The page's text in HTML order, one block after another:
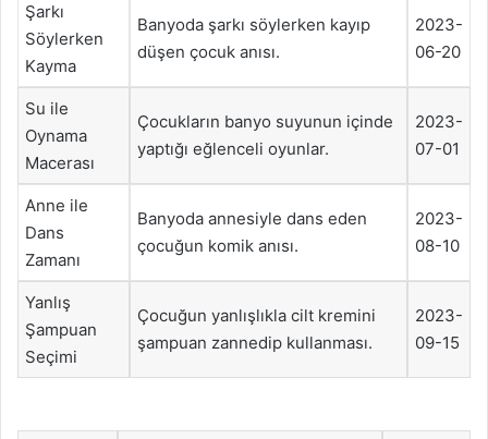
Şarkı
Söylerken
Kayma
Banyoda şarkı söylerken kayıp
düşen çocuk anısı.
2023-
06-20
Su ile
Oynama
Macerası
Çocukların banyo suyunun içinde
yaptığı eğlenceli oyunlar.
2023-
07-01
Anne ile
Dans
Zamanı
Banyoda annesiyle dans eden
çocuğun komik anısı.
2023-
08-10
Yanlış
Şampuan
Seçimi
Çocuğun yanlışlıkla cilt kremini
şampuan zannedip kullanması.
2023-
09-15